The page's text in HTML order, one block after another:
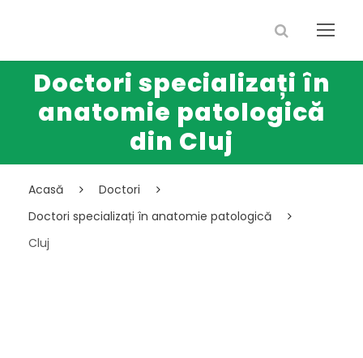
Doctori specializați în
anatomie patologică
din Cluj
Acasă
Doctori
Doctori specializați în anatomie patologică
Cluj